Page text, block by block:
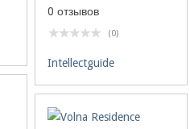
0 отзывов
(0)
Intellectguide